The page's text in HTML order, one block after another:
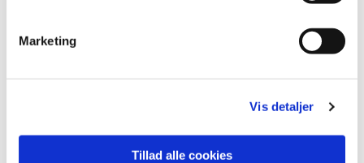
Marketing
Vis detaljer
Tillad alle cookies